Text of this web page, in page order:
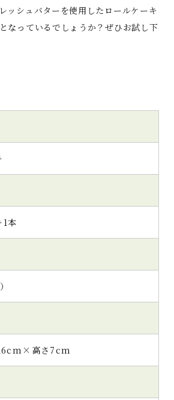
ッシュバターを使用したロールケーキ
なっているでしょうか？ぜひお試し下
本
高さ7cm